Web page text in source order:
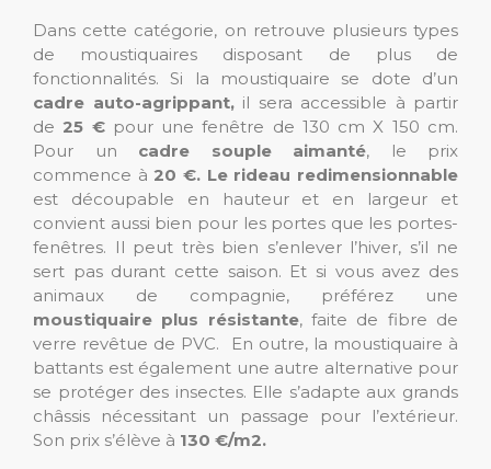
Dans cette catégorie, on retrouve plusieurs types
de moustiquaires disposant de plus de
fonctionnalités. Si la moustiquaire se dote d’un
cadre auto-agrippant,il sera accessible à partir
de25 € pour une fenêtre de 130 cm X 150 cm.
Pour un cadre souple aimanté, le prix
commence à20 €. Le rideau redimensionnable
est découpable en hauteur et en largeur et
convient aussi bien pour les portes que les portes-
fenêtres. Il peut très bien s’enlever l’hiver, s’il ne
sert pas durant cette saison. Et si vous avez des
animaux de compagnie, préférez une
moustiquaire plus résistante, faite de fibre de
verre revêtue de PVC. En outre, la moustiquaire à
battants est également une autre alternative pour
se protéger des insectes. Elle s’adapte aux grands
châssis nécessitant un passage pour l’extérieur.
Son prix s’élève à 130 €/m2.